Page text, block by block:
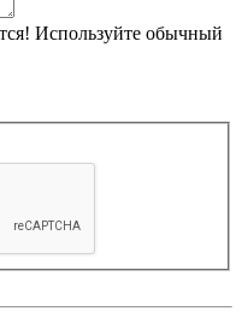
Используйте обычный